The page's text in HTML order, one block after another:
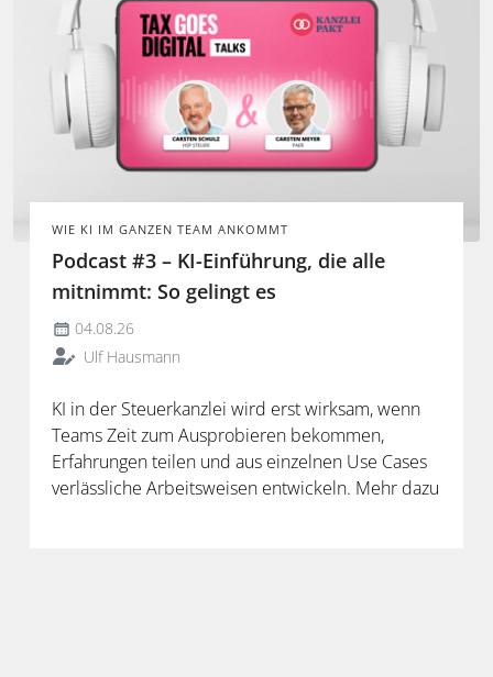
WIE KI IM GANZEN TEAM ANKOMMT
Podcast #3 – KI-Einführung, die alle
mitnimmt: So gelingt es
04.08.26
Ulf Hausmann
KI in der Steuerkanzlei wird erst wirksam, wenn
Teams Zeit zum Ausprobieren bekommen,
Erfahrungen teilen und aus einzelnen Use Cases
verlässliche Arbeitsweisen entwickeln. Mehr dazu